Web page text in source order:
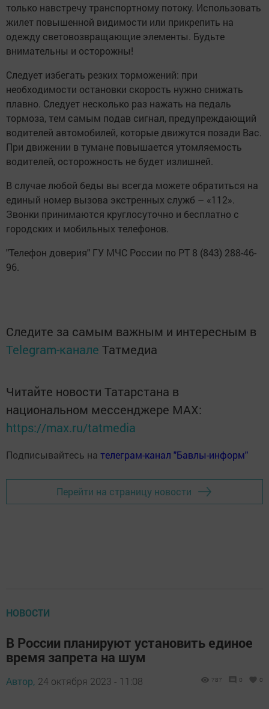
только навстречу транспортному потоку. Использовать
жилет повышенной видимости или прикрепить на
одежду световозвращающие элементы. Будьте
внимательны и осторожны!
Следует избегать резких торможений: при
необходимости остановки скорость нужно снижать
плавно. Следует несколько раз нажать на педаль
тормоза, тем самым подав сигнал, предупреждающий
водителей автомобилей, которые движутся позади Вас.
При движении в тумане повышается утомляемость
водителей, осторожность не будет излишней.
В случае любой беды вы всегда можете обратиться на
единый номер вызова экстренных служб – «112».
Звонки принимаются круглосуточно и бесплатно с
городских и мобильных телефонов.
"Телефон доверия" ГУ МЧС России по РТ 8 (843) 288-46-
96.
Следите за самым важным и интересным в
Telegram-канале Татмедиа
Читайте новости Татарстана в
национальном мессенджере MАХ:
https://max.ru/tatmedia
Подписывайтесь на телеграм-канал "Бавлы-информ"
Перейти на страницу новости
НОВОСТИ
В России планируют установить единое
время запрета на шум
Автор, 24 октября 2023 - 11:08 787 0 0